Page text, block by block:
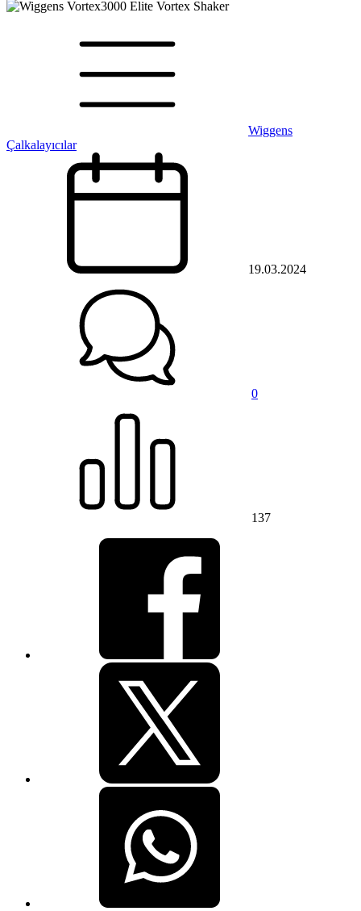
Wiggens
Çalkalayıcılar
19.03.2024
0
137